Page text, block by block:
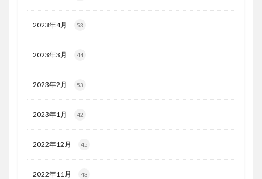
2023年4月 53
2023年3月 44
2023年2月 53
2023年1月 42
2022年12月 45
2022年11月 43